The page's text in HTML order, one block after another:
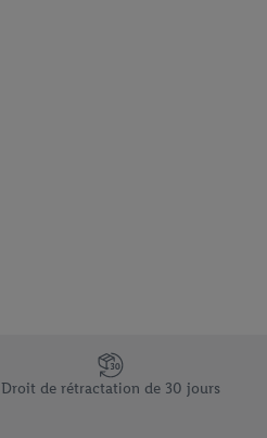
Droit de rétractation de 30 jours